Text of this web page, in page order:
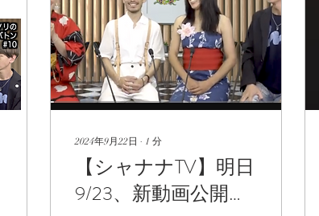
2024年9月22日 ∙ 1 分
【シャナナTV】明日
9/23、新動画公開で